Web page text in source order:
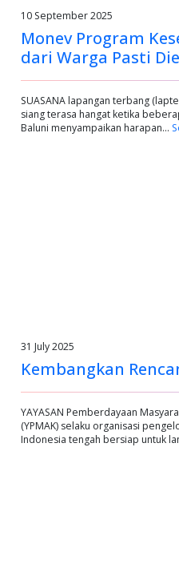
10 September 2025
Monev Program
dari Warga Pasti
SUASANA lapangan terbang
siang terasa hangat ketika
Baluni menyampaikan harapan…
31 July 2025
Kembangkan
YAYASAN Pemberdayaan
(YPMAK) selaku organisasi
Indonesia tengah bersiap untuk